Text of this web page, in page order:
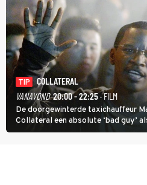
TIP
COLLATERAL
VANAVOND 20:00 - 22:25· FILM
De doorgewinterde taxichauffeur
Collateral een absolute ‘bad guy’
Cruise) heeft hem nodig om hem